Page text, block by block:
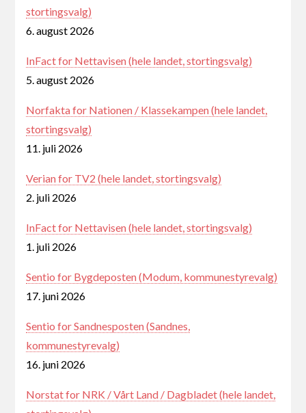
stortingsvalg)
6. august 2026
InFact for Nettavisen (hele landet, stortingsvalg)
5. august 2026
Norfakta for Nationen / Klassekampen (hele landet,
stortingsvalg)
11. juli 2026
Verian for TV2 (hele landet, stortingsvalg)
2. juli 2026
InFact for Nettavisen (hele landet, stortingsvalg)
1. juli 2026
Sentio for Bygdeposten (Modum, kommunestyrevalg)
17. juni 2026
Sentio for Sandnesposten (Sandnes,
kommunestyrevalg)
16. juni 2026
Norstat for NRK / Vårt Land / Dagbladet (hele landet,